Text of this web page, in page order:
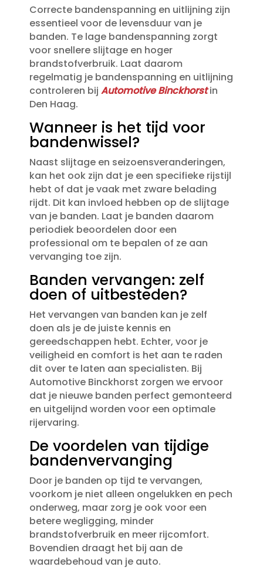
Correcte bandenspanning en uitlijning zijn
essentieel voor de levensduur van je
banden.​ Te lage bandenspanning zorgt
voor snellere slijtage en hoger
brandstofverbruik.​ Laat daarom
regelmatig je bandenspanning en uitlijning
controleren bij Automotive Binckhorstin
Den Haag.​
Wanneer is het tijd voor
bandenwissel?
Naast slijtage en seizoensveranderingen,
kan het ook zijn dat je een specifieke rijstijl
hebt of dat je vaak met zware belading
rijdt.​ Dit kan invloed hebben op de slijtage
van je banden.​ Laat je banden daarom
periodiek beoordelen door een
professional om te bepalen of ze aan
vervanging toe zijn.​
Banden vervangen: zelf
doen of uitbesteden?
Het vervangen van banden kan je zelf
doen als je de juiste kennis en
gereedschappen hebt.​ Echter, voor je
veiligheid en comfort is het aan te raden
dit over te laten aan specialisten.​ Bij
Automotive Binckhorst zorgen we ervoor
dat je nieuwe banden perfect gemonteerd
en uitgelijnd worden voor een optimale
rijervaring.​
De voordelen van tijdige
bandenvervanging
Door je banden op tijd te vervangen,
voorkom je niet alleen ongelukken en pech
onderweg, maar zorg je ook voor een
betere wegligging, minder
brandstofverbruik en meer rijcomfort.​
Bovendien draagt het bij aan de
waardebehoud van je auto.​